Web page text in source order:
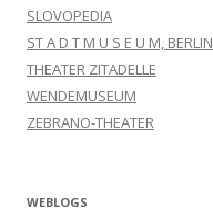
SLOVOPEDIA
ST A D T M U S E U M, BERLIN
THEATER ZITADELLE
WENDEMUSEUM
ZEBRANO-THEATER
WEBLOGS